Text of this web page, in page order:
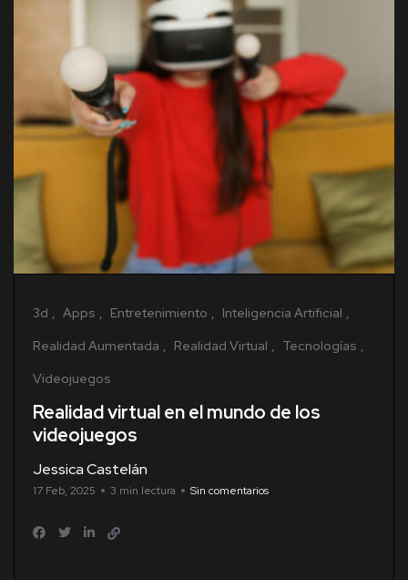
3d Apps Entretenimiento
Inteligencia Artificial
Realidad Aumentada
Realidad Virtual
Tecnologías
Videojuegos
Realidad virtual en el mundo de los
videojuegos
Jessica Castelán
17 Feb, 2025 3 min lectura Sin comentarios